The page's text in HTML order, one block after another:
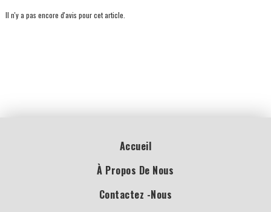
Il n'y a pas encore d'avis pour cet article.
Accueil
À Propos De Nous
Contactez -nous